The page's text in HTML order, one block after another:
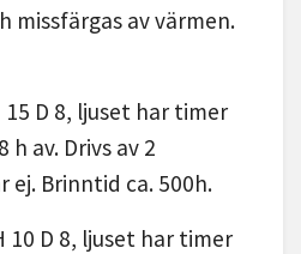
missfärgas av värmen.
15 D 8, ljuset har timer
h av. Drivs av 2
ej. Brinntid ca. 500h.
10 D 8, ljuset har timer